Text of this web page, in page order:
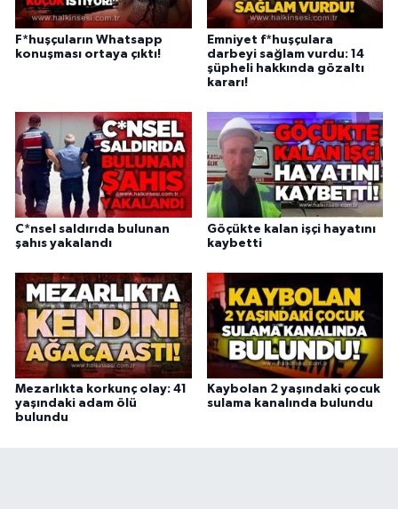
F*huşçuların Whatsapp
konuşması ortaya çıktı!
Emniyet f*huşçulara
darbeyi sağlam vurdu: 14
şüpheli hakkında gözaltı
kararı!
C*nsel saldırıda bulunan
şahıs yakalandı
Göçükte kalan işçi hayatını
kaybetti
Mezarlıkta korkunç olay: 41
yaşındaki adam ölü
bulundu
Kaybolan 2 yaşındaki çocuk
sulama kanalında bulundu